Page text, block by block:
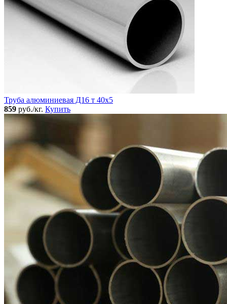
Труба алюминиевая Д16 т 40х5
859 руб./кг. Купить